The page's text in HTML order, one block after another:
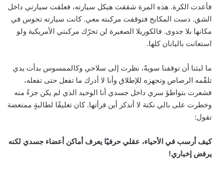
فأعدت الكرة. هذه المرة شققت هيكل سيارته، فعلقت سيارتي داخل
الشق. دست المكابح فتوقفت مركبته معي. كانت سيارته تحوس في
مكانها بلا جدوى. فالكوريلا الصغيرة لن تحرّك مركبتي الأمريكية ولو
استعانت باليابان كلها.
ما لبثنا أن توقفنا سويةً، نظرت إلى سلاحي وكالممسوس بدأت يدي
تلقّمه الرصاص وتجهزه للإطلاق وأنا لا أدرك ما تفعل حتى تفعله،
فشعرت بتواطؤ سري داخل جسدي أنا الوحيد الذي لم يكن جزءً منه
وخطرت على بالي نكتة لا أتذكر أين قرأتها. كان تعليقًا لطالبةٍ ممتعضة
تقول:
كيف أرسب في الأحياء، عقلي حرفيًا يعرف أماكن أعضاء جسدي لكنه
يرفض إخباري!